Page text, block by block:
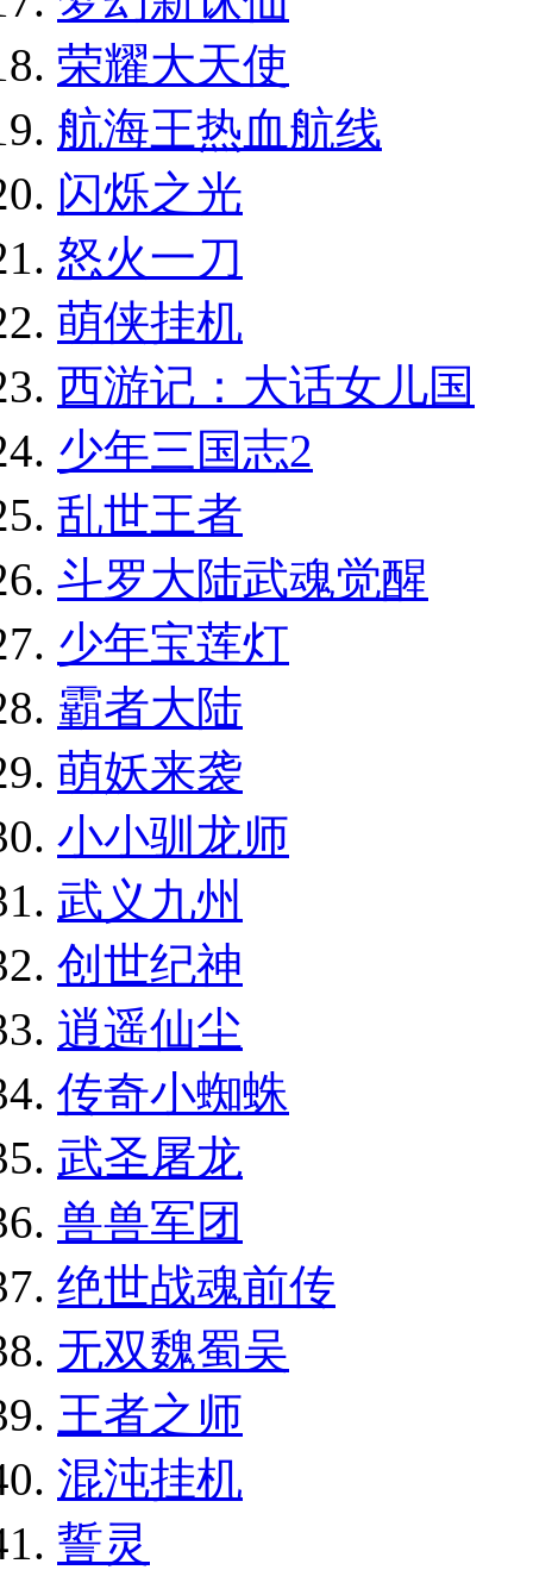
荣耀大天使
航海王热血航线
闪烁之光
怒火一刀
萌侠挂机
西游记：大话女儿国
少年三国志2
乱世王者
斗罗大陆武魂觉醒
少年宝莲灯
霸者大陆
萌妖来袭
小小驯龙师
武义九州
创世纪神
逍遥仙尘
传奇小蜘蛛
武圣屠龙
兽兽军团
绝世战魂前传
无双魏蜀吴
王者之师
混沌挂机
誓灵